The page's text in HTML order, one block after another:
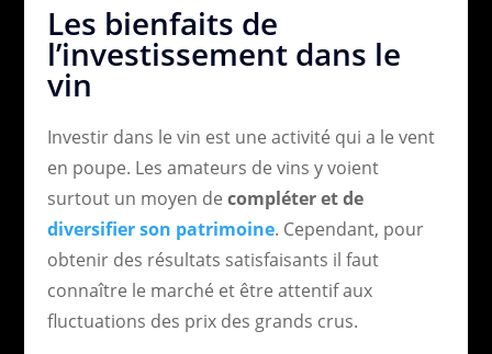
Les bienfaits de
l’investissement dans le
vin
Investir dans le vin est une activité qui a le vent
en poupe. Les amateurs de vins y voient
surtout un moyen de compléter et de
diversifier son patrimoine. Cependant, pour
obtenir des résultats satisfaisants il faut
connaître le marché et être attentif aux
fluctuations des prix des grands crus.